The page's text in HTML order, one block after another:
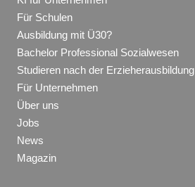
Für Schulen
Ausbildung mit Ü30?
Bachelor Professional Sozialwesen
Studieren nach der Erzieherausbildung
Für Unternehmen
Über uns
Jobs
News
Magazin